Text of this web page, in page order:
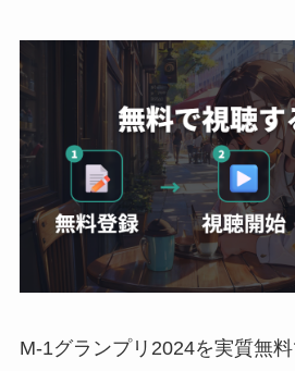
M-1グランプリ2024を実質無